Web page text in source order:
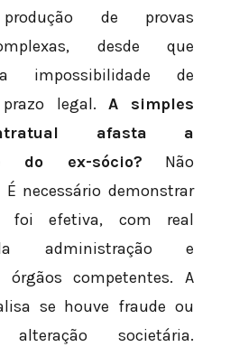
de provas
desde que
impossibilidade de
legal. A simples
afasta a
do ex-sócio? Não
necessário demonstrar
foi efetiva, com real
administração e
órgãos competentes. A
se houve fraude ou
societária.